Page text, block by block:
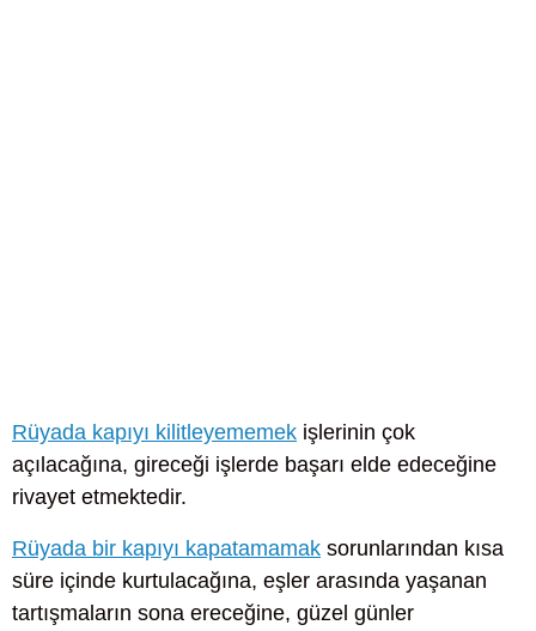
Rüyada kapıyı kilitleyememek işlerinin çok
açılacağına, gireceği işlerde başarı elde edeceğine
rivayet etmektedir.
Rüyada bir kapıyı kapatamamak sorunlarından kısa
süre içinde kurtulacağına, eşler arasında yaşanan
tartışmaların sona ereceğine, güzel günler